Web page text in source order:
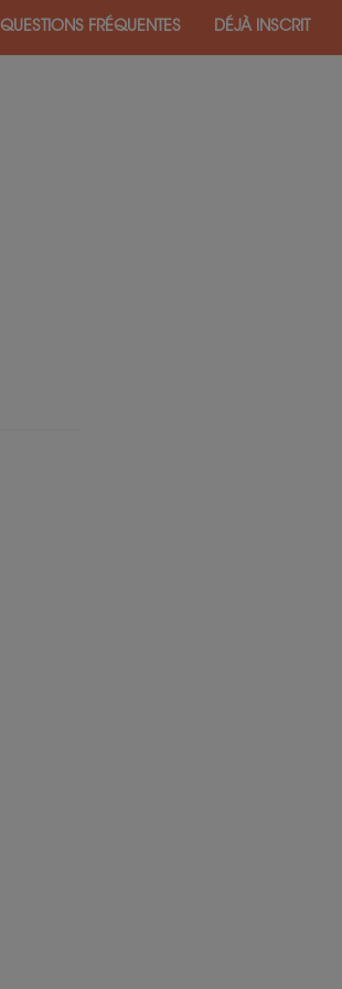
QUESTIONS FRÉQUENTES DÉJÀ INSCRIT